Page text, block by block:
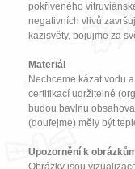
pokřiveného
negativních vlivů
kazisvěty, bojujme za
Materiál
Nechceme kázat vodu
certifikací udržitelné
budou bavlnu
(doufejme) měly být
Upozornění k
Obrázky jsou